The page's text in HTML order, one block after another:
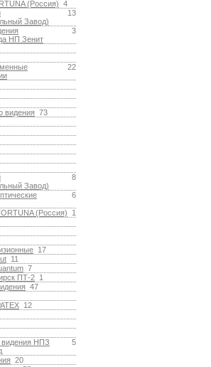
4
(Россия)
13
Завод)
3
НП Зенит
22
73
видения
8
Завод)
6
1
(Россия)
17
11
7
1
ПТ-2
47
12
5
видения НПЗ
20